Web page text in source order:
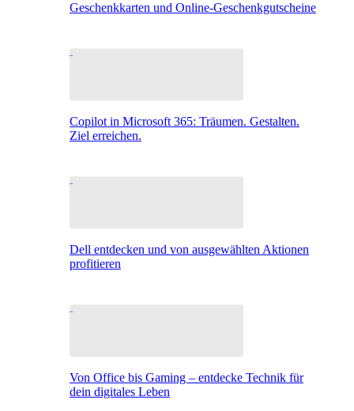
Geschenkkarten und Online-Geschenkgutscheine
Copilot in Microsoft 365: Träumen. Gestalten.
Ziel erreichen.
Dell entdecken und von ausgewählten Aktionen
profitieren
Von Office bis Gaming – entdecke Technik für
dein digitales Leben